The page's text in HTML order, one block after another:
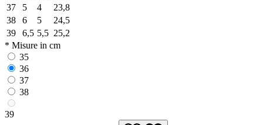
37
5 4
23,8
38
6 5
24,5
39
6,5 5,5 25,2
* Misure in cm
35
36
37
38
39